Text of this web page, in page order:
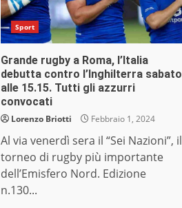
Sport
Grande rugby a Roma, l’Italia
debutta contro l’Inghilterra sabato
alle 15.15. Tutti gli azzurri
convocati
Lorenzo Briotti Febbraio 1, 2024
Al via venerdì sera il “Sei Nazioni”, il
torneo di rugby più importante
dell’Emisfero Nord. Edizione
n.130...